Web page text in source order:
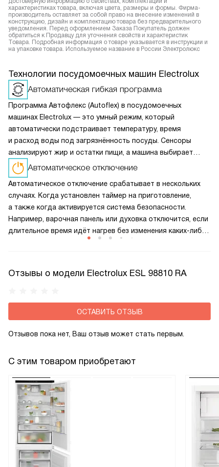
характеристиках товара, включая цвета, размеры и формы. Фирма-
производитель оставляет за собой право на внесение изменений в
конструкцию, дизайн и комплектацию товара без предварительного
уведомления. Перед оформлением Заказа Покупатель должен
обратиться к Продавцу для уточнения свойств и характеристик
Товара. Подробная информация о товаре указывается в инструкции и
на упаковке товара. Используемое название в России Электролюкс
Технологии посудомоечных машин Electrolux
Автоматическая гибкая программа
Программа Автофлекс (Autoflex) в посудомоечных
машинах Electrolux — это умный режим, который
автоматически подстраивает температуру, время
и расход воды под загрязнённость посуды. Сенсоры
анализируют жир и остатки пищи, а машина выбирает
оптимальный цикл — экономя энергию и воду без потери
качества мойки.
Автоматическое отключение
Автоматическое отключение срабатывает в нескольких
случаях. Когда установлен таймер на приготовление,
а также когда активируется система безопасности.
Например, варочная панель или духовка отключится, если
длительное время идёт нагрев без изменения каких-либо
Отзывы о модели Electrolux ESL 98810 RA
ОСТАВИТЬ ОТЗЫВ
Отзывов пока нет, Ваш отзыв может стать первым.
С этим товаром приобретают